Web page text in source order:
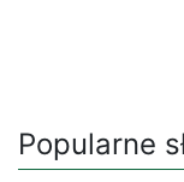
Popularne